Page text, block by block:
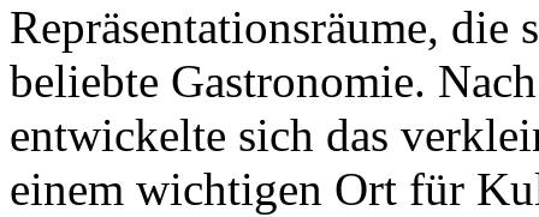
Repräsentationsräume, die
beliebte Gastronomie.
entwickelte sich das
einem wichtigen Ort für